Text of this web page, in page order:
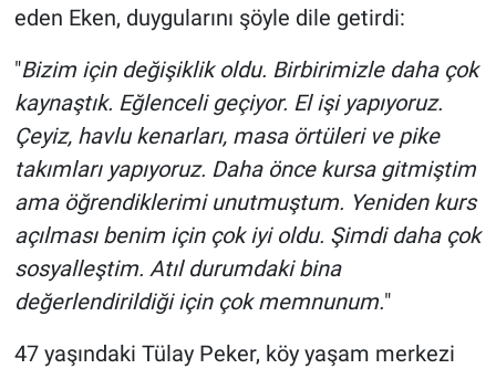
eden Eken, duygularını şöyle dile getirdi:
"Bizim için değişiklik oldu. Birbirimizle daha çok
kaynaştık. Eğlenceli geçiyor. El işi yapıyoruz.
Çeyiz, havlu kenarları, masa örtüleri ve pike
takımları yapıyoruz. Daha önce kursa gitmiştim
ama öğrendiklerimi unutmuştum. Yeniden kurs
açılması benim için çok iyi oldu. Şimdi daha çok
sosyalleştim. Atıl durumdaki bina
değerlendirildiği için çok memnunum."
47 yaşındaki Tülay Peker, köy yaşam merkezi